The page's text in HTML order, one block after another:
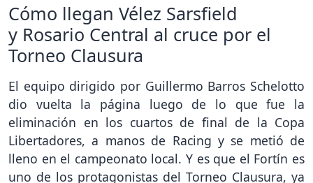
Cómo llegan Vélez Sarsfield
y Rosario Central al cruce por el
Torneo Clausura
El equipo dirigido por Guillermo Barros Schelotto
dio vuelta la página luego de lo que fue la
eliminación en los cuartos de final de la Copa
Libertadores, a manos de Racing y se metió de
lleno en el campeonato local. Y es que el Fortín es
uno de los protagonistas del Torneo Clausura, ya